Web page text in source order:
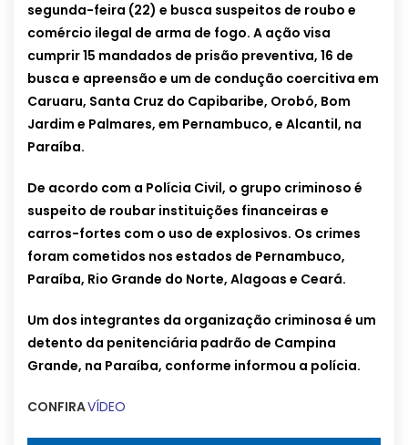
segunda-feira (22) e busca suspeitos de roubo e
comércio ilegal de arma de fogo. A ação visa
cumprir 15 mandados de prisão preventiva, 16 de
busca e apreensão e um de condução coercitiva em
Caruaru, Santa Cruz do Capibaribe, Orobó, Bom
Jardim e Palmares, em Pernambuco, e Alcantil, na
Paraíba.
De acordo com a Polícia Civil, o grupo criminoso é
suspeito de roubar instituições financeiras e
carros-fortes com o uso de explosivos. Os crimes
foram cometidos nos estados de Pernambuco,
Paraíba, Rio Grande do Norte, Alagoas e Ceará.
Um dos integrantes da organização criminosa é um
detento da penitenciária padrão de Campina
Grande, na Paraíba, conforme informou a polícia.
CONFIRAVÍDEO